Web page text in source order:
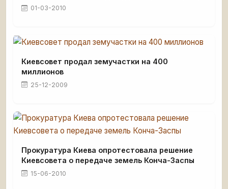
01-03-2010
Киевсовет продал земучастки на 400
миллионов
25-12-2009
Прокуратура Киева опротестовала решение
Киевсовета о передаче земель Конча-Заспы
15-06-2010